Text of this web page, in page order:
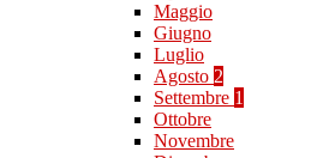
Maggio
Giugno
Luglio
Agosto 2
Settembre 1
Ottobre
Novembre